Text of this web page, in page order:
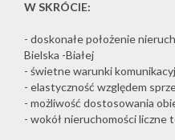
W SKRÓCIE:
- doskonałe położenie
Bielska -Białej
- świetne warunki
- elastyczność względem
- możliwość dostosowania
- wokół nieruchomości liczne